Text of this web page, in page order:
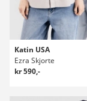
Katin USA
Ezra Skjorte
kr 590,-